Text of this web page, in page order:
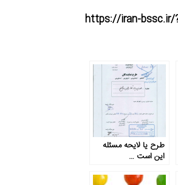
طرح یا لایحه مسئله
این است …